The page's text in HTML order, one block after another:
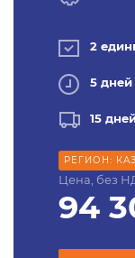
2
5 дней
15
РЕГИОН:
Цена, без
94